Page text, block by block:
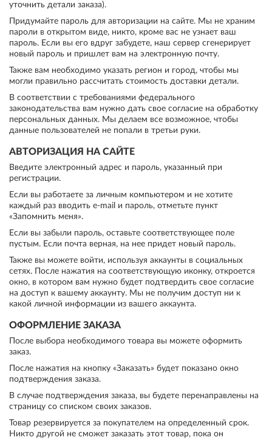
уточнить детали заказа).
Придумайте пароль для авторизации на сайте. Мы не храним
пароли в открытом виде, никто, кроме вас не узнает ваш
пароль. Если вы его вдруг забудете, наш сервер сгенерирует
новый пароль и пришлет вам на электронную почту.
Также вам необходимо указать регион и город, чтобы мы
могли правильно рассчитать стоимость доставки детали.
В соответствии с требованиями федерального
законодательства вам нужно дать свое согласие на обработку
персональных данных. Мы делаем все возможное, чтобы
данные пользователей не попали в третьи руки.
АВТОРИЗАЦИЯ НА САЙТЕ
Введите электронный адрес и пароль, указанный при
регистрации.
Если вы работаете за личным компьютером и не хотите
каждый раз вводить e-mail и пароль, отметьте пункт
«Запомнить меня».
Если вы забыли пароль, оставьте соответствующее поле
пустым. Если почта верная, на нее придет новый пароль.
Также вы можете войти, используя аккаунты в социальных
сетях. После нажатия на соответствующую иконку, откроется
окно, в котором вам нужно будет подтвердить свое согласие
на доступ к вашему аккаунту. Мы не получим доступ ни к
какой личной информации из вашего аккаунта.
ОФОРМЛЕНИЕ ЗАКАЗА
После выбора необходимого товара вы можете оформить
заказ.
После нажатия на кнопку «Заказать» будет показано окно
подтверждения заказа.
В случае подтверждения заказа, вы будете перенаправлены на
страницу со списком своих заказов.
Товар резервируется за покупателем на определенный срок.
Никто другой не сможет заказать этот товар, пока он